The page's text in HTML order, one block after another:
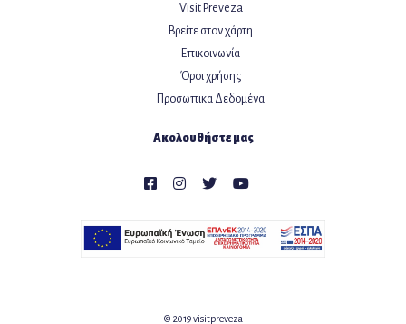
Visit Preveza
Βρείτε στον χάρτη
Επικοινωνία
Όροι χρήσης
Προσωπικα Δεδομένα
Ακολουθήστε μας
© 2019 visitpreveza